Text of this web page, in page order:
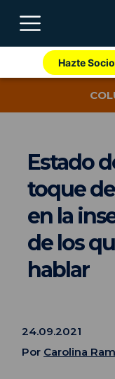
Hazte Socio
Estado
toque
en la
de los
hablar
24.09.2021
Por Carolina